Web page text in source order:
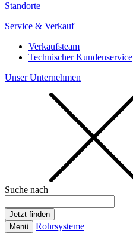
Standorte
Service & Verkauf
Verkaufsteam
Technischer Kundenservice
Unser Unternehmen
Suche nach
Menü Rohrsysteme